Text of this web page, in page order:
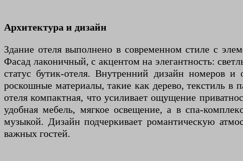
Архитектура и дизайн
Здание отеля выполнено в современном стиле с
Фасад лаконичный, с акцентом на элегантность:
статус бутик-отеля. Внутренний дизайн номеров
роскошные материалы, такие как дерево, текстиль
отеля компактная, что усиливает ощущение
удобная мебель, мягкое освещение, а в спа-
музыкой. Дизайн подчеркивает романтическую
важных гостей.